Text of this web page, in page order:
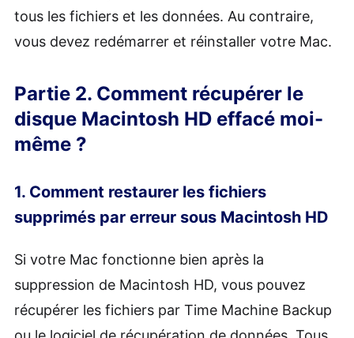
tous les fichiers et les données. Au contraire,
vous devez redémarrer et réinstaller votre Mac.
Partie 2. Comment récupérer le
disque Macintosh HD effacé moi-
même ?
1. Comment restaurer les fichiers
supprimés par erreur sous Macintosh HD
Si votre Mac fonctionne bien après la
suppression de Macintosh HD, vous pouvez
récupérer les fichiers par Time Machine Backup